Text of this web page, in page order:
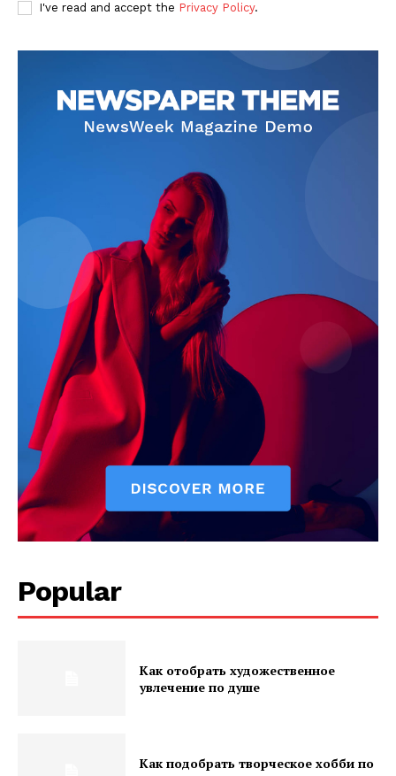
I've read and accept the Privacy Policy.
Popular
Как отобрать художественное
увлечение по душе
Как подобрать творческое хобби по